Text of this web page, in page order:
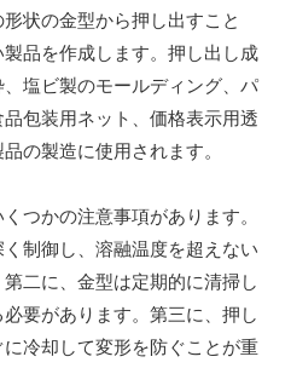
状の金型から押し出すこと
品を作成します。押し出し成
塩ビ製のモールディング、パ
包装用ネット、価格表示用透
の製造に使用されます。
つかの注意事項があります。
制御し、溶融温度を超えない
二に、金型は定期的に清掃し
要があります。第三に、押し
冷却して変形を防ぐことが重